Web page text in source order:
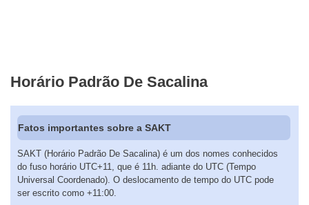
Horário Padrão De Sacalina
Fatos importantes sobre a SAKT
SAKT (Horário Padrão De Sacalina) é um dos nomes conhecidos
do fuso horário UTC+11, que é 11h. adiante do UTC (Tempo
Universal Coordenado). O deslocamento de tempo do UTC pode
ser escrito como +11:00.